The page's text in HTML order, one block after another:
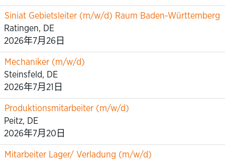
Siniat Gebietsleiter (m/w/d) Raum Baden-Württemberg
Ratingen, DE
2026年7月26日
Mechaniker (m/w/d)
Steinsfeld, DE
2026年7月21日
Produktionsmitarbeiter (m/w/d)
Peitz, DE
2026年7月20日
Mitarbeiter Lager/ Verladung (m/w/d)